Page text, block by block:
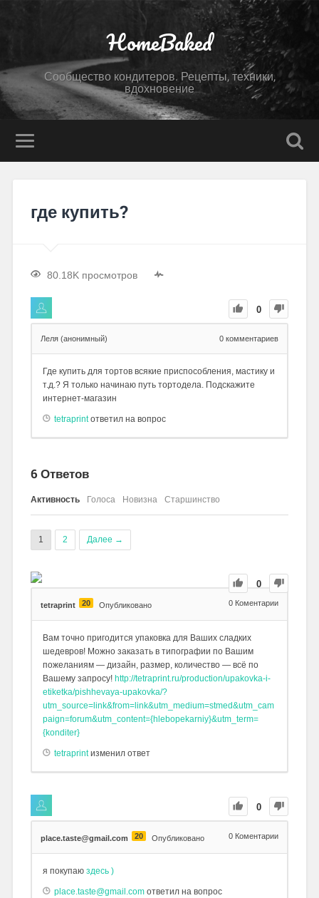
HomeBaked
Сообщество кондитеров. Рецепты, техники,
вдохновение
где купить?
80.18K просмотров
0
Леля (анонимный) 0 комментариев
Где купить для тортов всякие приспособления, мастику и
т.д.? Я только начинаю путь тортодела. Подскажите
интернет-магазин
tetraprintответил на вопрос
6 Ответов
Активность Голоса Новизна Старшинство
1 2 Далее →
0
tetraprint 20 Опубликовано 0 Коментарии
Вам точно пригодится упаковка для Ваших сладких
шедевров! Можно заказать в типографии по Вашим
пожеланиям — дизайн, размер, количество — всё по
Вашему запросу! http://tetraprint.ru/production/upakovka-i-
etiketka/pishhevaya-upakovka/?
utm_source=link&from=link&utm_medium=stmed&utm_cam
paign=forum&utm_content={hlebopekarniy}&utm_term=
{konditer}
tetraprintизменил ответ
0
place.taste@gmail.com 20 Опубликовано 0 Коментарии
я покупаю здесь )
place.taste@gmail.comответил на вопрос